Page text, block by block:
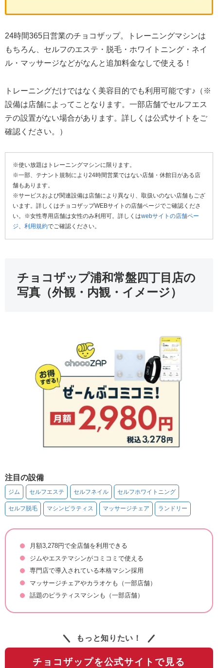
24時間365日営業のチョコザップ。トレーニングマシンは
もちろん、セルフのエステ・脱毛・ホワイトニング・ネイ
ル・マッサージなどがなんと追加料金なしで使える！
トレーニングだけではなく美容目的でも利用可能です♪（※
設備は店舗によってことなります。一部店舗でセルフエス
テの設置がない場合があります。詳しくは公式サイトをご
確認ください。）
※使い放題はトレーニングマシンに限ります。
※一部、テナント規制により24時間営業ではない店舗・休館日がある店
舗もあります。
※サービスおよび関連設備は店舗により異なり、取扱いのない店舗もござ
います。詳しくはチョコザップWEBサイトの店舗ページでご確認くださ
い。※女性専用店舗は女性のみ利用可。詳しくはwebサイトの店舗ペー
ジ、 利用規約でご確認ください。
チョコザップ浦和常盤四丁目店の
写真（外観・内観・イメージ）
注目の設備
ジム セルフエステ セルフネイル セルフホワイトニング
セルフ脱毛 マシンピラティス マッサージチェア ランドリー
月額3,278円で全店舗を利用できる
ジムやエステマシンがコミコミで使える
専門店で導入されている本格マシン採用
マッサージチェアやカラオケも（一部店舗）
話題のピラティスマシンも（一部店舗）
もっと知りたい！
チョコザップを公式サイトで見る